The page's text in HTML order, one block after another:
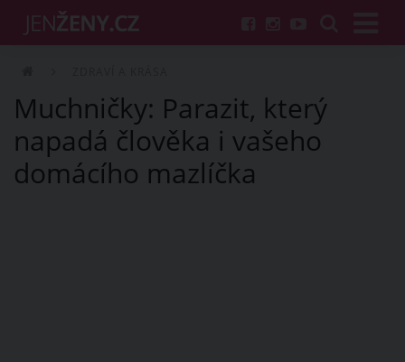
Muchničky: Parazit, který
napadá člověka i vašeho
domácího mazlíčka